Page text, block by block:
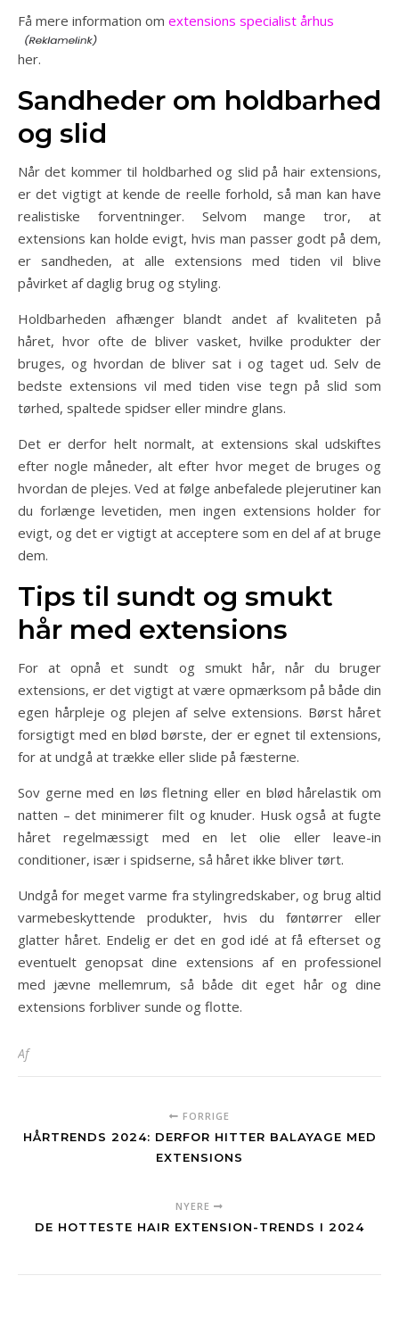
Få mere information om extensions specialist århus
her.
Sandheder om holdbarhed
og slid
Når det kommer til holdbarhed og slid på hair extensions,
er det vigtigt at kende de reelle forhold, så man kan have
realistiske forventninger. Selvom mange tror, at
extensions kan holde evigt, hvis man passer godt på dem,
er sandheden, at alle extensions med tiden vil blive
påvirket af daglig brug og styling.
Holdbarheden afhænger blandt andet af kvaliteten på
håret, hvor ofte de bliver vasket, hvilke produkter der
bruges, og hvordan de bliver sat i og taget ud. Selv de
bedste extensions vil med tiden vise tegn på slid som
tørhed, spaltede spidser eller mindre glans.
Det er derfor helt normalt, at extensions skal udskiftes
efter nogle måneder, alt efter hvor meget de bruges og
hvordan de plejes. Ved at følge anbefalede plejerutiner kan
du forlænge levetiden, men ingen extensions holder for
evigt, og det er vigtigt at acceptere som en del af at bruge
dem.
Tips til sundt og smukt
hår med extensions
For at opnå et sundt og smukt hår, når du bruger
extensions, er det vigtigt at være opmærksom på både din
egen hårpleje og plejen af selve extensions. Børst håret
forsigtigt med en blød børste, der er egnet til extensions,
for at undgå at trække eller slide på fæsterne.
Sov gerne med en løs fletning eller en blød hårelastik om
natten – det minimerer filt og knuder. Husk også at fugte
håret regelmæssigt med en let olie eller leave-in
conditioner, især i spidserne, så håret ikke bliver tørt.
Undgå for meget varme fra stylingredskaber, og brug altid
varmebeskyttende produkter, hvis du føntørrer eller
glatter håret. Endelig er det en god idé at få efterset og
eventuelt genopsat dine extensions af en professionel
med jævne mellemrum, så både dit eget hår og dine
extensions forbliver sunde og flotte.
Af
FORRIGE
HÅRTRENDS 2024: DERFOR HITTER BALAYAGE MED
EXTENSIONS
NYERE
DE HOTTESTE HAIR EXTENSION-TRENDS I 2024